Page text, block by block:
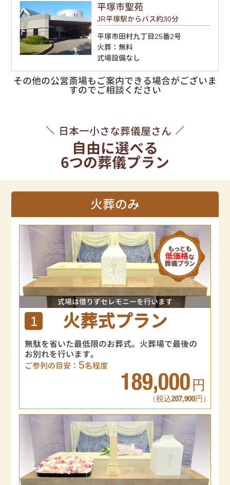
平塚市聖苑
JR平塚駅からバス約30分
平塚市田村九丁目25番2号
火葬：無料
式場設備なし
その他の公営斎場もご案内できる場合がございま
すのでご相談ください
日本一小さな葬儀屋さん
自由に選べる
6つの葬儀プラン
火葬のみ
式場は借りずセレモニーを行います
1 火葬式プラン
無駄を省いた最低限のお葬式。火葬場で最後の
お別れを行います。
ご参列の目安： 5名程度
189,000 円
（税込207,900円）